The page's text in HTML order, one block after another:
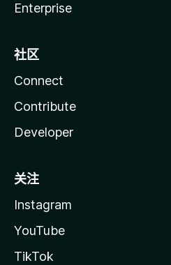
Enterprise
社区
Connect
Contribute
Developer
关注
Instagram
YouTube
TikTok